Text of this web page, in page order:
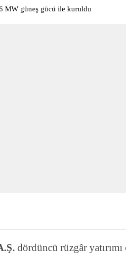
MW güneş gücü ile kuruldu
dördüncü rüzgâr yatırımı